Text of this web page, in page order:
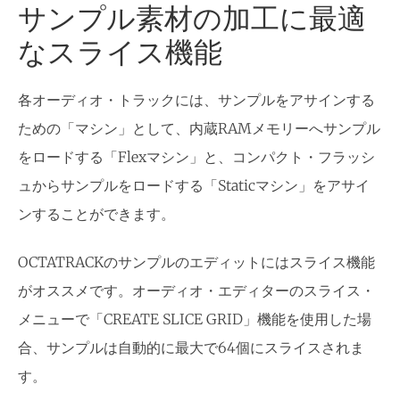
サンプル素材の加工に最適
なスライス機能
各オーディオ・トラックには、サンプルをアサインする
ための「マシン」として、内蔵RAMメモリーへサンプル
をロードする「Flexマシン」と、コンパクト・フラッシ
ュからサンプルをロードする「Staticマシン」をアサイ
ンすることができます。
OCTATRACKのサンプルのエディットにはスライス機能
がオススメです。オーディオ・エディターのスライス・
メニューで「CREATE SLICE GRID」機能を使用した場
合、サンプルは自動的に最大で64個にスライスされま
す。